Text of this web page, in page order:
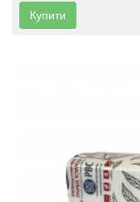
Купити